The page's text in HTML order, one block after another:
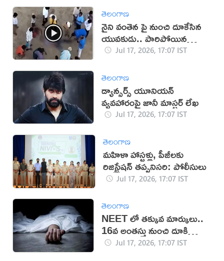
తెలంగాణ
నైని వంతెన పై నుంచి దూకేసిన
యువకుడు.. పారిపోయిన
యువతి!
Jul 17, 2026, 17:07 IST
తెలంగాణ
డ్యాన్సర్స్ యూనియన్
వ్యవహారంపై జానీ మాస్టర్ లేఖ
Jul 17, 2026, 17:07 IST
తెలంగాణ
మహిళా హాస్టళ్లు, పీజీలకు
రిజిస్ట్రేషన్ తప్పనిసరి: పోలీసులు
Jul 17, 2026, 17:07 IST
తెలంగాణ
NEET లో తక్కువ మార్కులు..
16వ అంతస్తు నుంచి దూకి
ఆత్మహత్య
Jul 17, 2026, 17:07 IST